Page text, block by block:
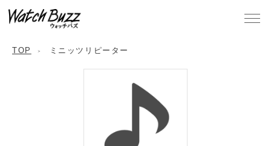
TOP ミニッツリピーター